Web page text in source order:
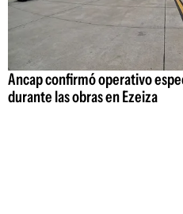
Ancap confirmó operativo
durante las obras en Ezeiza